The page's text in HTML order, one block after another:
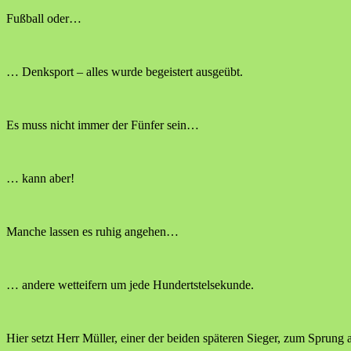
Fußball oder…
… Denksport – alles wurde begeistert ausgeübt.
Es muss nicht immer der Fünfer sein…
… kann aber!
Manche lassen es ruhig angehen…
… andere wetteifern um jede Hundertstelsekunde.
Hier setzt Herr Müller, einer der beiden späteren Sieger, zum Sprung